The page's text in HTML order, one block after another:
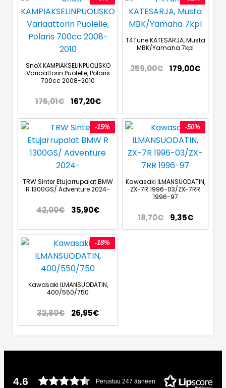
SnoX KAMPIAKSELINPUOLISKO
Variaattorin Puolelle, Polaris
700cc 2008-2010
176,01€ 167,20€
T4Tune KATESARJA, Musta
MBK/Yamaha 7kpl
259,00€ 179,00€
-15%
TRW Sinter Etujarrupalat BMW
R 1300GS/ Adventure 2024-
42,00€ 35,90€
-50%
Kawasaki ILMANSUODATIN,
ZX-7R 1996-03/ZX-7RR
1996-97
18,70€ 9,35€
-18%
Kawasaki ILMANSUODATIN,
400/550/750
32,80€ 26,95€
4.6 Perustuu 247 ääneen